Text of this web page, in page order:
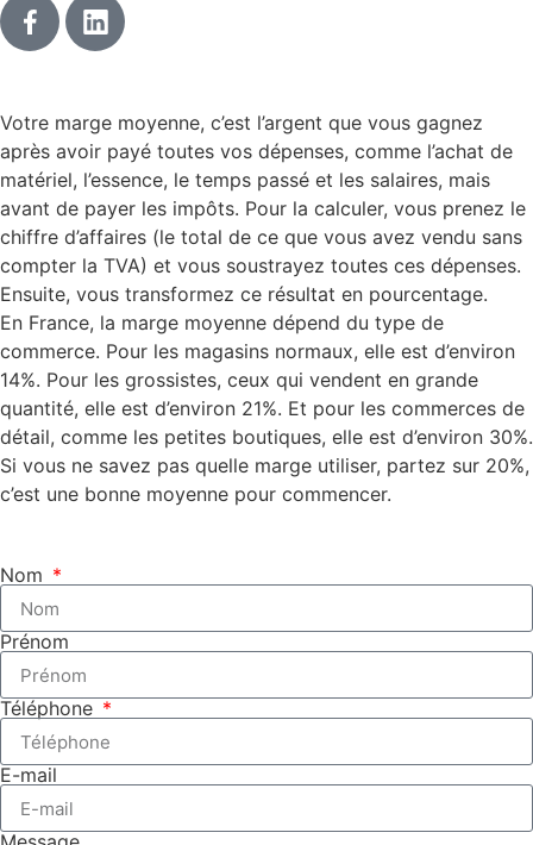
Votre marge moyenne, c’est l’argent que vous gagnez
après avoir payé toutes vos dépenses, comme l’achat de
matériel, l’essence, le temps passé et les salaires, mais
avant de payer les impôts. Pour la calculer, vous prenez le
chiffre d’affaires (le total de ce que vous avez vendu sans
compter la TVA) et vous soustrayez toutes ces dépenses.
Ensuite, vous transformez ce résultat en pourcentage.
En France, la marge moyenne dépend du type de
commerce. Pour les magasins normaux, elle est d’environ
14%. Pour les grossistes, ceux qui vendent en grande
quantité, elle est d’environ 21%. Et pour les commerces de
détail, comme les petites boutiques, elle est d’environ 30%.
Si vous ne savez pas quelle marge utiliser, partez sur 20%,
c’est une bonne moyenne pour commencer.
Nom
Prénom
Téléphone
E-mail